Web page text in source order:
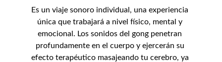
Es un viaje sonoro individual, una experiencia
única que trabajará a nivel físico, mental y
emocional. Los sonidos del gong penetran
profundamente en el cuerpo y ejercerán su
efecto terapéutico masajeando tu cerebro, ya